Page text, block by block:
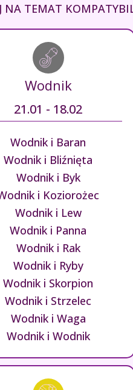
NA TEMAT
Wodnik
21.01 - 18.02
Wodnik i Baran
Wodnik i Bliźnięta
Wodnik i Byk
i Koziorożec
Wodnik i Lew
Wodnik i Panna
Wodnik i Rak
Wodnik i Ryby
Wodnik i Skorpion
Wodnik i Strzelec
Wodnik i Waga
Wodnik i Wodnik